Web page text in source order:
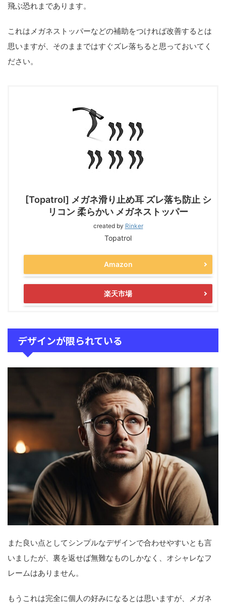
飛ぶ恐れまであります。
これはメガネストッパーなどの補助をつければ改善するとは
思いますが、そのままではすぐズレ落ちると思っておいてく
ださい。
[Topatrol] メガネ滑り止め耳 ズレ落ち防止 シ
リコン 柔らかい メガネストッパー
created by Rinker
Topatrol
Amazon
楽天市場
デザインが限られている
また良い点としてシンプルなデザインで合わせやすいとも言
いましたが、裏を返せば無難なものしかなく、オシャレなフ
レームはありません。
もうこれは完全に個人の好みになるとは思いますが、メガネ